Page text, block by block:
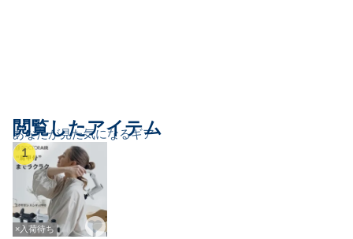
あなたが見た気になるギア
閲覧したアイテム
1
×入荷待ち